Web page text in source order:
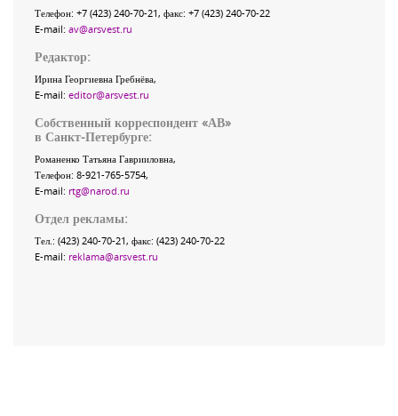
Телефон: +7 (423) 240-70-21, факс: +7 (423) 240-70-22
E-mail: av@arsvest.ru
Редактор:
Ирина Георгиевна Гребнёва,
E-mail: editor@arsvest.ru
Собственный корреспондент «АВ»
в Санкт-Петербурге:
Романенко Татьяна Гаврииловна,
Телефон: 8-921-765-5754,
E-mail: rtg@narod.ru
Отдел рекламы:
Тел.: (423) 240-70-21, факс: (423) 240-70-22
E-mail: reklama@arsvest.ru